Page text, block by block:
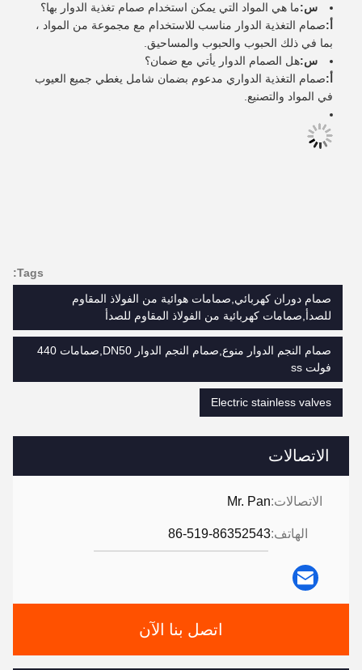
الاتصالات
الاتصالات:Mr. Pan
الهاتف:86-519-86352543
اتصل بنا الآن
س:ما هي المواد التي يمكن استخدام صمام تغذية الدوار بها؟
أ:صمام التغذية الدوار مناسب للاستخدام مع مجموعة من المواد ،
بما في ذلك الحبوب والحبوب والمساحيق.
س:هل الصمام الدوار يأتي مع ضمان؟
أ:صمام التغذية الدواري مدعوم بضمان شامل يغطي جميع العيوب
في المواد والتصنيع.
Tags:
صمام دوران كهربائي,صمامات هوائية من الفولاذ المقاوم
للصدأ,صمامات كهربائية من الفولاذ المقاوم للصدأ
صمام النجم الدوار منوع,صمام النجم الدوار DN50,صمامات 440
فولت ss
Electric stainless valves